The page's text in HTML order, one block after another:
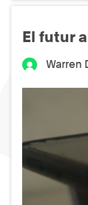
El futur
Warren